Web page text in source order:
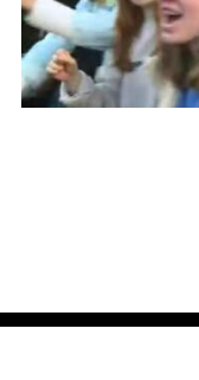
PAGINATION